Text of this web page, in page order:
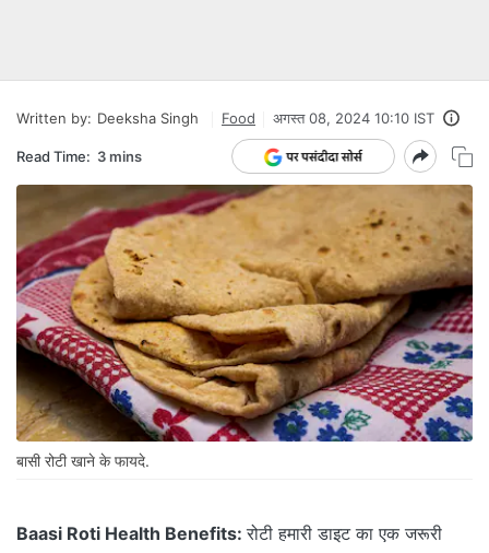
Written by: Deeksha Singh Food अगस्त 08, 2024 10:10 IST
Read Time: 3 mins
बासी रोटी खाने के फायदे.
Baasi Roti Health Benefits:रोटी हमारी डाइट का एक जरूरी